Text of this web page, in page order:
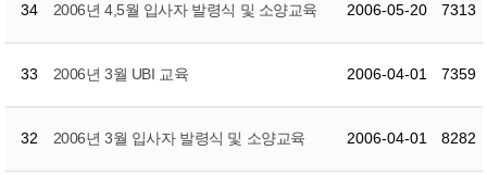
34 2006년 4,5월 입사자 발령식 및 소양교육 2006-05-20 7313
33 2006년 3월 UBI 교육 2006-04-01 7359
32 2006년 3월 입사자 발령식 및 소양교육 2006-04-01 8282